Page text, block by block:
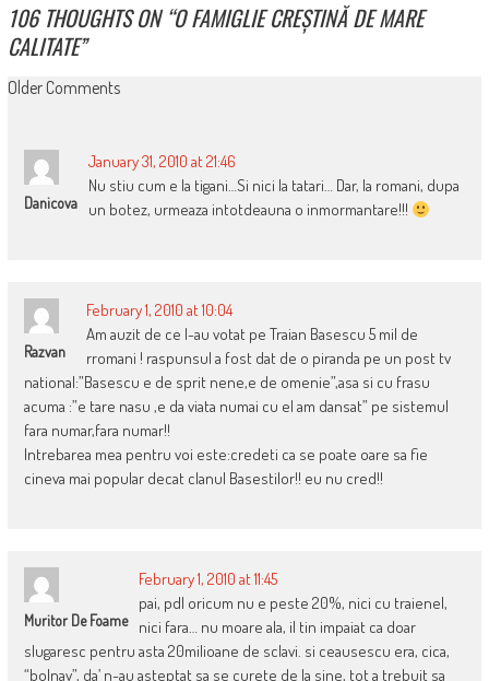
106 THOUGHTS ON “O FAMIGLIE CREȘTINĂ DE MARE
CALITATE”
COMMENT
Older Comments
Danicova
January 31, 2010 at 21:46
Nu stiu cum e la tigani…Si nici la tatari… Dar, la romani, dupa
un botez, urmeaza intotdeauna o inmormantare!!!
Razvan
February 1, 2010 at 10:04
Am auzit de ce l-au votat pe Traian Basescu 5 mil de
rromani ! raspunsul a fost dat de o piranda pe un post tv
national:”Basescu e de sprit nene,e de omenie”,asa si cu frasu
acuma :”e tare nasu ,e da viata numai cu el am dansat” pe sistemul
fara numar,fara numar!!
Intrebarea mea pentru voi este:credeti ca se poate oare sa fie
cineva mai popular decat clanul Basestilor!! eu nu cred!!
Muritor De Foame
February 1, 2010 at 11:45
pai, pdl oricum nu e peste 20%, nici cu traienel,
nici fara… nu moare ala, il tin impaiat ca doar
slugaresc pentru asta 20milioane de sclavi. si ceausescu era, cica,
“bolnav”, da’ n-au asteptat sa se curete de la sine, tot a trebuit sa